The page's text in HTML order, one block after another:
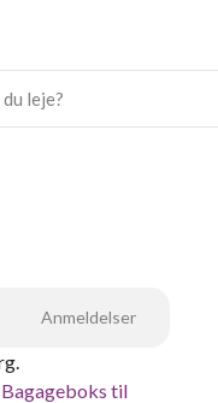
Anmeldelser
Bagageboks til